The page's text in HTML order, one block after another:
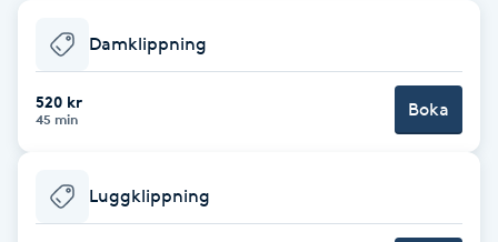
Babylights
Balayage
Barber
Damklippning
520 kr
45 min Boka
Luggklippning